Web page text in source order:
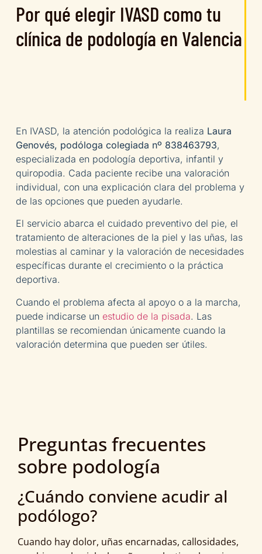
Por qué elegir IVASD como tu
clínica de podología en Valencia
En IVASD, la atención podológica la realiza Laura
Genovés, podóloga colegiada nº 838463793,
especializada en podología deportiva, infantil y
quiropodia. Cada paciente recibe una valoración
individual, con una explicación clara del problema y
de las opciones que pueden ayudarle.
El servicio abarca el cuidado preventivo del pie, el
tratamiento de alteraciones de la piel y las uñas, las
molestias al caminar y la valoración de necesidades
específicas durante el crecimiento o la práctica
deportiva.
Cuando el problema afecta al apoyo o a la marcha,
puede indicarse un estudio de la pisada. Las
plantillas se recomiendan únicamente cuando la
valoración determina que pueden ser útiles.
Preguntas frecuentes
sobre podología
¿Cuándo conviene acudir al
podólogo?
Cuando hay dolor, uñas encarnadas, callosidades,